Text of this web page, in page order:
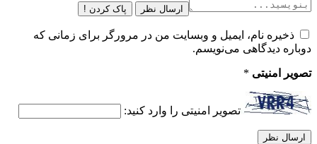
ارسال نظر پاک کردن !
ذخیره نام، ایمیل و وبسایت من در مرورگر برای زمانی که
دوباره دیدگاهی می‌نویسم.
تصویر امنیتی *
تصویر امنیتی را وارد کنید: